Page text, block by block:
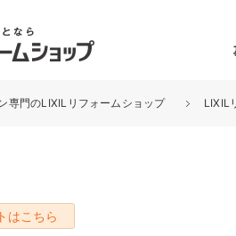
例を探す
ムショップについて
専門のLIXILリフォームショップ LIXIL
はこちら